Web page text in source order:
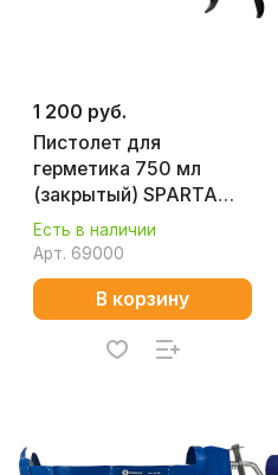
1 200 руб.
Пистолет для
герметика 750 мл
(закрытый) SPARTA
886485
Есть в наличии
Арт. 69000
В корзину